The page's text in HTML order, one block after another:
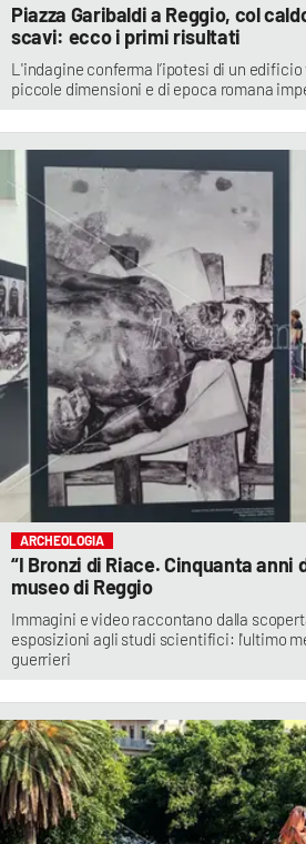
Piazza Garibaldi a Reggio, col
scavi: ecco i primi risultati
L'indagine conferma l’ipotesi di un
piccole dimensioni e di epoca romana
ARCHEOLOGIA
“I Bronzi di Riace. Cinquanta anni
museo di Reggio
Immagini e video raccontano dalla
esposizioni agli studi scientifici: l'ultimo
guerrieri